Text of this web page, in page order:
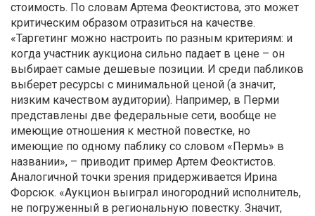
стоимость. По словам Артема Феоктистова, это может
критическим образом отразиться на качестве.
«Таргетинг можно настроить по разным критериям: и
когда участник аукциона сильно падает в цене – он
выбирает самые дешевые позиции. И среди пабликов
выберет ресурсы с минимальной ценой (а значит,
низким качеством аудитории). Например, в Перми
представлены две федеральные сети, вообще не
имеющие отношения к местной повестке, но
имеющие по одному паблику со словом «Пермь» в
названии», – приводит пример Артем Феоктистов.
Аналогичной точки зрения придерживается Ирина
Форсюк. «Аукцион выиграл иногородний исполнитель,
не погруженный в региональную повестку. Значит,